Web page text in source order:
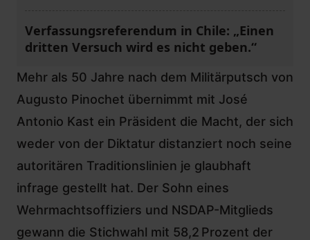
Verfassungsreferendum in Chile: „Einen
dritten Versuch wird es nicht geben.“
Mehr als 50 Jahre nach dem Militärputsch von
Augusto Pinochet übernimmt mit José
Antonio Kast ein Präsident die Macht, der sich
weder von der Diktatur distanziert noch seine
autoritären Traditionslinien je glaubhaft
infrage gestellt hat. Der Sohn eines
Wehrmachtsoffiziers und NSDAP-Mitglieds
gewann die Stichwahl mit 58,2 Prozent der